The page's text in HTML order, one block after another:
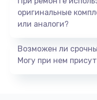
оригинальные
или аналоги?
Возможен ли
Могу при нем